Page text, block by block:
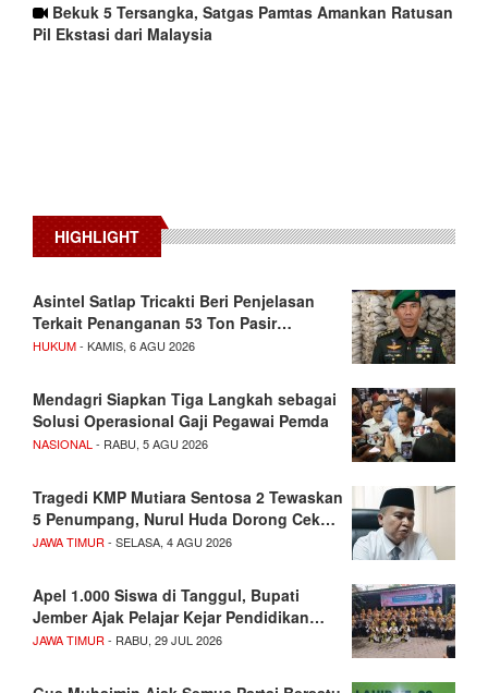
Bekuk 5 Tersangka, Satgas Pamtas Amankan Ratusan
Pil Ekstasi dari Malaysia
HIGHLIGHT
Asintel Satlap Tricakti Beri Penjelasan
Terkait Penanganan 53 Ton Pasir…
HUKUM- KAMIS, 6 AGU 2026
Mendagri Siapkan Tiga Langkah sebagai
Solusi Operasional Gaji Pegawai Pemda
NASIONAL - RABU, 5 AGU 2026
Tragedi KMP Mutiara Sentosa 2 Tewaskan
5 Penumpang, Nurul Huda Dorong Cek…
JAWA TIMUR - SELASA, 4 AGU 2026
Apel 1.000 Siswa di Tanggul, Bupati
Jember Ajak Pelajar Kejar Pendidikan…
JAWA TIMUR - RABU, 29 JUL 2026